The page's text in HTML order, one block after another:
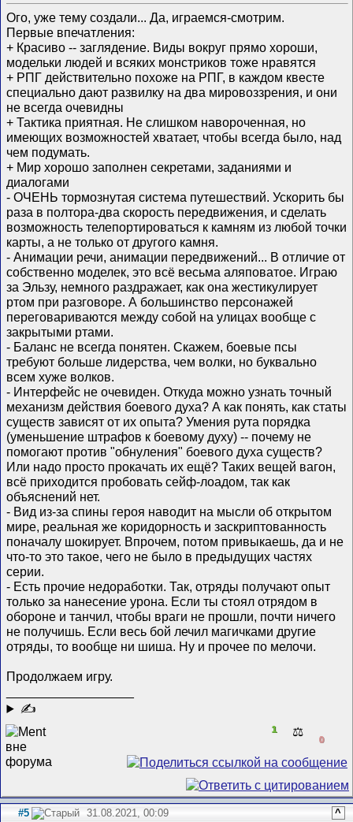
Ого, уже тему создали... Да, играемся-смотрим.
Первые впечатления:
+ Красиво -- заглядение. Виды вокруг прямо хороши,
модельки людей и всяких монстриков тоже нравятся
+ РПГ действительно похоже на РПГ, в каждом квесте
специально дают развилку на два мировоззрения, и они
не всегда очевидны
+ Тактика приятная. Не слишком навороченная, но
имеющих возможностей хватает, чтобы всегда было, над
чем подумать.
+ Мир хорошо заполнен секретами, заданиями и
диалогами
- ОЧЕНЬ тормознутая система путешествий. Ускорить бы
раза в полтора-два скорость передвижения, и сделать
возможность телепортироваться к камням из любой точки
карты, а не только от другого камня.
- Анимации речи, анимации передвижений... В отличие от
собственно моделек, это всё весьма аляповатое. Играю
за Эльзу, немного раздражает, как она жестикулирует
ртом при разговоре. А большинство персонажей
переговариваются между собой на улицах вообще с
закрытыми ртами.
- Баланс не всегда понятен. Скажем, боевые псы
требуют больше лидерства, чем волки, но буквально
всем хуже волков.
- Интерфейс не очевиден. Откуда можно узнать точный
механизм действия боевого духа? А как понять, как статы
существ зависят от их опыта? Умения рута порядка
(уменьшение штрафов к боевому духу) -- почему не
помогают против "обнуления" боевого духа существ?
Или надо просто прокачать их ещё? Таких вещей вагон,
всё приходится пробовать сейф-лоадом, так как
объяснений нет.
- Вид из-за спины героя наводит на мысли об открытом
мире, реальная же коридорность и заскриптованность
поначалу шокирует. Впрочем, потом привыкаешь, да и не
что-то это такое, чего не было в предыдущих частях
серии.
- Есть прочие недоработки. Так, отряды получают опыт
только за нанесение урона. Если ты стоял отрядом в
обороне и танчил, чтобы враги не прошли, почти ничего
не получишь. Если весь бой лечил магичками другие
отряды, то вообще ни шиша. Ну и прочее по мелочи.
Продолжаем игру.
✍
1 ⚖️
0
#5 31.08.2021, 00:09 ^